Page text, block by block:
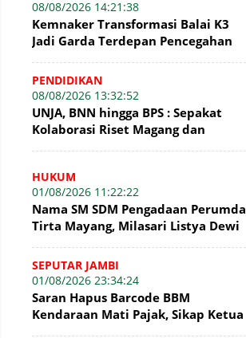
08/08/2026 14:21:38
Kemnaker Transformasi Balai K3
Jadi Garda Terdepan Pencegahan
PENDIDIKAN
08/08/2026 13:32:52
UNJA, BNN hingga BPS : Sepakat
Kolaborasi Riset Magang dan
HUKUM
01/08/2026 11:22:22
Nama SM SDM Pengadaan Perumda
Tirta Mayang, Milasari Listya Dewi
SEPUTAR JAMBI
01/08/2026 23:34:24
Saran Hapus Barcode BBM
Kendaraan Mati Pajak, Sikap Ketua